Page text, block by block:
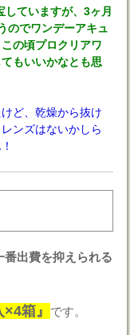
ていますが、3ヶ月
のでワンデーアキュ
の頃プロクリアワ
もいいかなとも思
ど、乾燥から抜け
ンズはないかしら
番出費を抑えられる
箱』 です。